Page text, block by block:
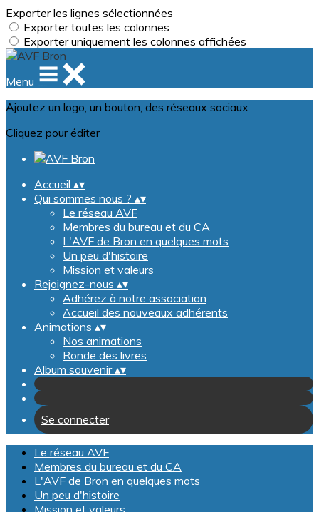
Exporter les lignes sélectionnées
Exporter toutes les colonnes
Exporter uniquement les colonnes affichées
Menu
Ajoutez un logo, un bouton, des réseaux sociaux
Cliquez pour éditer
Accueil ▴▾
Qui sommes nous ? ▴▾
Le réseau AVF
Membres du bureau et du CA
L'AVF de Bron en quelques mots
Un peu d'histoire
Mission et valeurs
Rejoignez-nous ▴▾
Adhérez à notre association
Accueil des nouveaux adhérents
Animations ▴▾
Nos animations
Ronde des livres
Album souvenir▴▾
Se connecter
Le réseau AVF
Membres du bureau et du CA
L'AVF de Bron en quelques mots
Un peu d'histoire
Mission et valeurs